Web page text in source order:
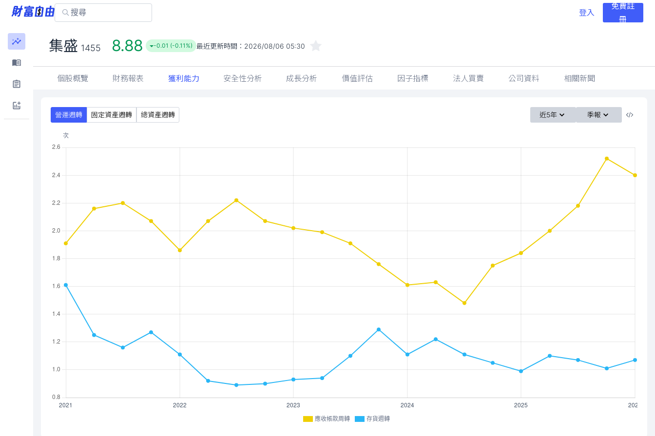
登入
免費註
冊
集盛 1455 8.88 -0.01 (-0.11%) 最近更新時間： 2026/08/06 05:30
個股概覽 財務報表 獲利能力 安全性分析 成長分析 價值評估 因子指標 法人買賣 公司資料 相關新聞
營運週轉 固定資產週轉 總資產週轉 近5年 季報
應收帳款周轉 存貨週轉